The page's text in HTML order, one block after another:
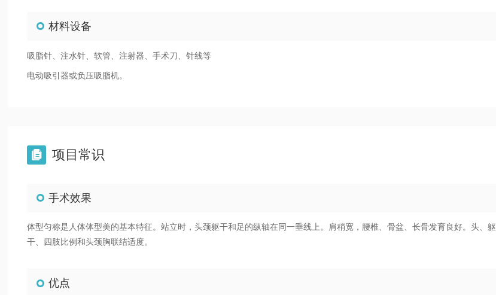
材料设备
吸脂针、注水针、软管、注射器、手术刀、针线等
电动吸引器或负压吸脂机。
 项目常识
手术效果
体型匀称是人体体型美的基本特征。站立时，头颈躯干和足的纵轴在同一垂线上。肩稍宽，腰椎、骨盆、长骨发育良好。头、躯
干、四肢比例和头颈胸联结适度。
优点